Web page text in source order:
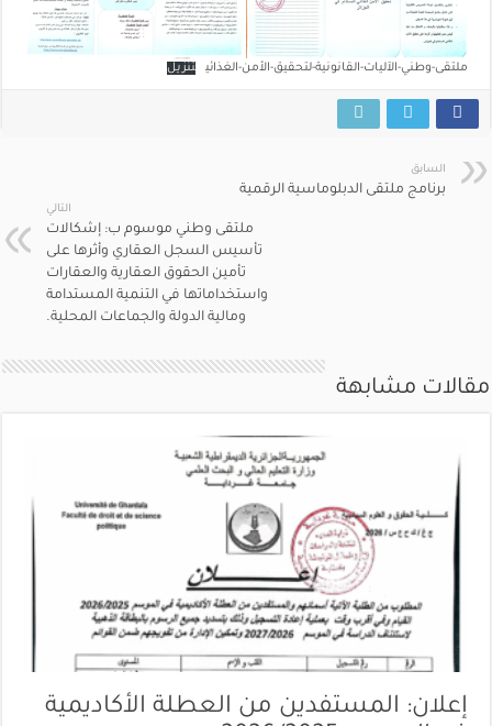
ملتقى-وطني-الآليات-القانونية-لتحقيق-الأمن-الغذائي تنزيل
السابق
برنامج ملتقى الدبلوماسية الرقمية
التالي
ملتقى وطني موسوم ب: إشكالات
تأسيس السجل العقاري وأثرها على
تأمين الحقوق العقارية والعقارات
واستخداماتها في التنمية المستدامة
ومالية الدولة والجماعات المحلية.
مقالات مشابهة
إعلان: المستفدين من العطلة الأكاديمية